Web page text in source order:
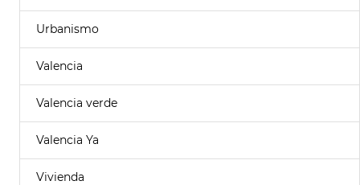
Urbanismo
Valencia
Valencia verde
Valencia Ya
Vivienda